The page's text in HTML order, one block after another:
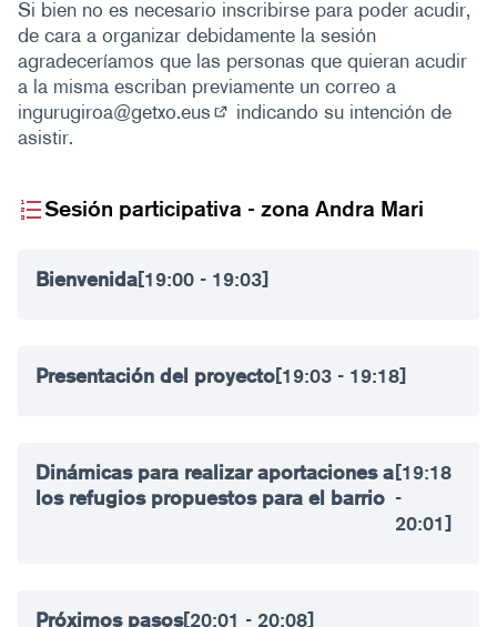
Si bien no es necesario inscribirse para poder acudir,
de cara a organizar debidamente la sesión
agradeceríamos que las personas que quieran acudir
a la misma escriban previamente un correo a
ingurugiroa@getxo.eus
indicando su intención de
asistir.
Sesión participativa - zona Andra Mari
Bienvenida[19:00 - 19:03]
Presentación del proyecto[19:03 - 19:18]
Dinámicas para realizar aportaciones a
los refugios propuestos para el barrio
[19:18
-
20:01]
Próximos pasos[20:01 - 20:08]